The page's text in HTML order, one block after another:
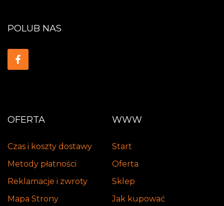
OFERTA
Czas i koszty dostawy
Metody płatności
Reklamacje i zwroty
Mapa Strony
WWW
Start
Oferta
Sklep
Jak kupować
POLUB NAS